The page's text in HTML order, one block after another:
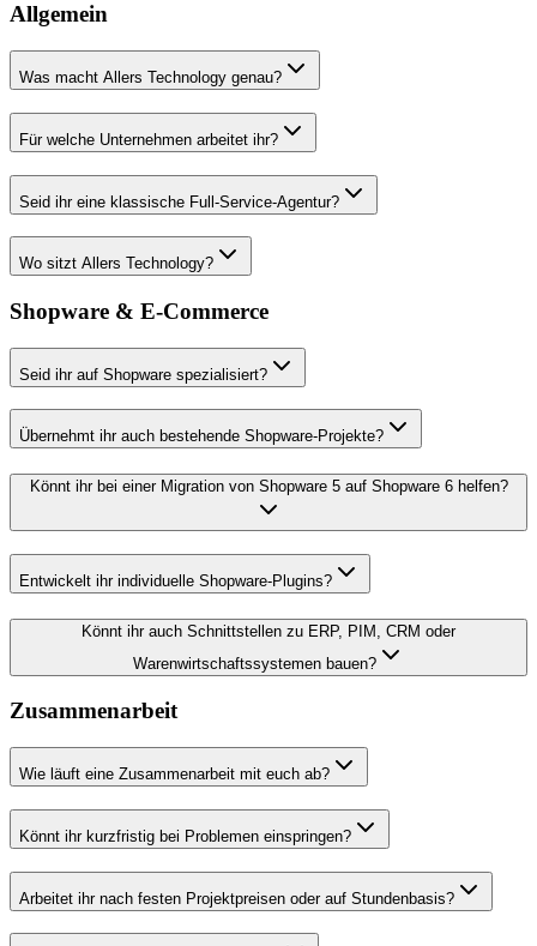
Allgemein
Was macht Allers Technology genau?
Für welche Unternehmen arbeitet ihr?
Seid ihr eine klassische Full-Service-Agentur?
Wo sitzt Allers Technology?
Shopware & E-Commerce
Seid ihr auf Shopware spezialisiert?
Übernehmt ihr auch bestehende Shopware-Projekte?
Könnt ihr bei einer Migration von Shopware 5 auf Shopware 6 helfen?
Entwickelt ihr individuelle Shopware-Plugins?
Könnt ihr auch Schnittstellen zu ERP, PIM, CRM oder
Warenwirtschaftssystemen bauen?
Zusammenarbeit
Wie läuft eine Zusammenarbeit mit euch ab?
Könnt ihr kurzfristig bei Problemen einspringen?
Arbeitet ihr nach festen Projektpreisen oder auf Stundenbasis?